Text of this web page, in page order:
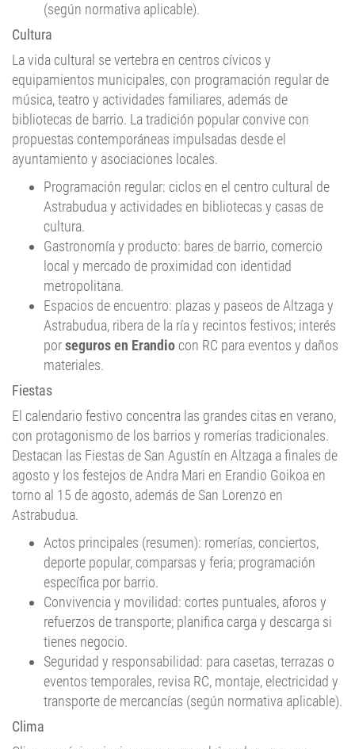
Cultura
La vida cultural se vertebra en centros cívicos y
equipamientos municipales, con programación regular de
música, teatro y actividades familiares, además de
bibliotecas de barrio. La tradición popular convive con
propuestas contemporáneas impulsadas desde el
ayuntamiento y asociaciones locales.
Programación regular: ciclos en el centro cultural de
Astrabudua y actividades en bibliotecas y casas de
cultura.
Gastronomía y producto: bares de barrio, comercio
local y mercado de proximidad con identidad
metropolitana.
Espacios de encuentro: plazas y paseos de Altzaga y
Astrabudua, ribera de la ría y recintos festivos; interés
porseguros en Erandio con RC para eventos y daños
materiales.
Fiestas
El calendario festivo concentra las grandes citas en verano,
con protagonismo de los barrios y romerías tradicionales.
Destacan las Fiestas de San Agustín en Altzaga a finales de
agosto y los festejos de Andra Mari en Erandio Goikoa en
torno al 15 de agosto, además de San Lorenzo en
Astrabudua.
Actos principales (resumen): romerías, conciertos,
deporte popular, comparsas y feria; programación
específica por barrio.
Convivencia y movilidad: cortes puntuales, aforos y
refuerzos de transporte; planifica carga y descarga si
tienes negocio.
Seguridad y responsabilidad: para casetas, terrazas o
eventos temporales, revisa RC, montaje, electricidad y
transporte de mercancías (según normativa aplicable).
Clima
Clima oceánico: inviernos suaves y húmedos, veranos
templados y lluvias repartidas con picos en otoño e